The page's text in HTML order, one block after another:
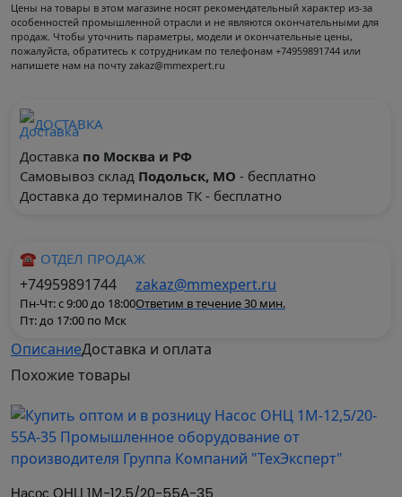
Цены на товары в этом магазине носят рекомендательный характер из-за
особенностей промышленной отрасли и не являются окончательными для
продаж. Чтобы уточнить параметры, модели и окончательные цены,
пожалуйста, обратитесь к сотрудникам по телефонам +74959891744 или
напишете нам на почту zakaz@mmexpert.ru
ДОСТАВКА
Доставка по Москва и РФ
Самовывоз склад Подольск, МО - бесплатно
Доставка до терминалов ТК - бесплатно
☎ ОТДЕЛ ПРОДАЖ
+74959891744
Пн-Чт: с 9:00 до 18:00
Пт: до 17:00 по Мск
zakaz@mmexpert.ru
Ответим в течение 30 мин.
ОписаниеДоставка и оплата
Насос ОНЦ (пищевой молочный) предназначен
сходных с ним по вязкости и химической
активности, жидких продуктов температурой до
+95°C и плотностью до 1250 кг/м³.
Похожие товары
Насос ОНЦ 1М-12,5/20-55А-35